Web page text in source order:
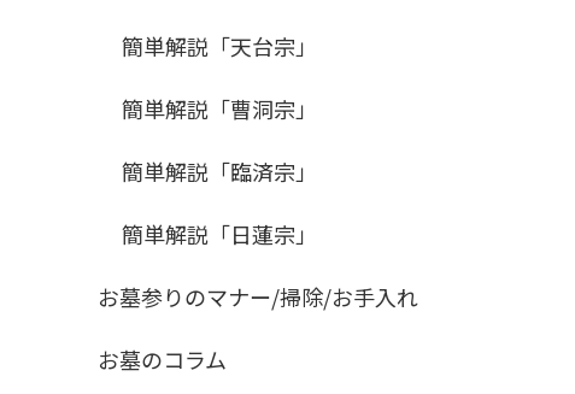
簡単解説「天台宗」
簡単解説「曹洞宗」
簡単解説「臨済宗」
簡単解説「日蓮宗」
お墓参りのマナー/掃除/お手入れ
お墓のコラム